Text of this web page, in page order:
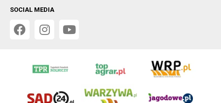
SOCIAL MEDIA